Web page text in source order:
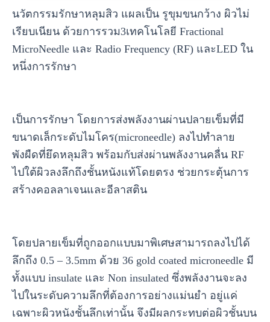
นวัตกรรมรักษาหลุมสิว แผลเป็น รูขุมขนกว้าง ผิวไม่
เรียบเนียน ด้วยการรวม3เทคโนโลยี Fractional
MicroNeedle และ Radio Frequency (RF) และLED ใน
หนึ่งการรักษา
เป็นการรักษา โดยการส่งพลังงานผ่านปลายเข็มที่มี
ขนาดเล็กระดับไมโคร(microneedle) ลงไปทำลาย
พังผืดที่ยึดหลุมสิว พร้อมกับส่งผ่านพลังงานคลื่น RF
ไปใต้ผิวลงลึกถึงชั้นหนังแท้โดยตรง ช่วยกระตุ้นการ
สร้างคอลลาเจนและอีลาสติน
โดยปลายเข็มที่ถูกออกแบบมาพิเศษสามารถลงไปได้
ลึกถึง 0.5 – 3.5mm ด้วย 36 gold coated microneedle มี
ทั้งแบบ insulate และ Non insulated ซึ่งพลังงานจะลง
ไปในระดับความลึกที่ต้องการอย่างแม่นยำ อยู่แค่
เฉพาะผิวหนังชั้นลึกเท่านั้น จึงมีผลกระทบต่อผิวชั้นบน